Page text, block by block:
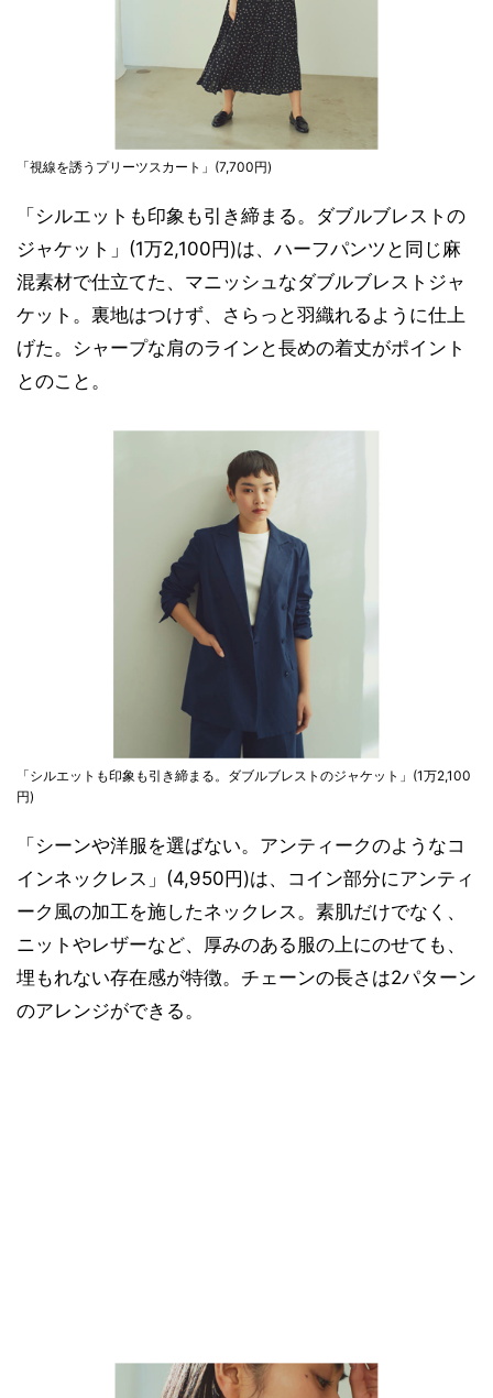
「視線を誘うプリーツスカート」(7,700円)
「シルエットも印象も引き締まる。ダブルブレストの
ジャケット」(1万2,100円)は、ハーフパンツと同じ麻
混素材で仕立てた、マニッシュなダブルブレストジャ
ケット。裏地はつけず、さらっと羽織れるように仕上
げた。シャープな肩のラインと長めの着丈がポイント
とのこと。
「シルエットも印象も引き締まる。ダブルブレストのジャケット」(1万2,100
円)
「シーンや洋服を選ばない。アンティークのようなコ
インネックレス」(4,950円)は、コイン部分にアンティ
ーク風の加工を施したネックレス。素肌だけでなく、
ニットやレザーなど、厚みのある服の上にのせても、
埋もれない存在感が特徴。チェーンの長さは2パターン
のアレンジができる。